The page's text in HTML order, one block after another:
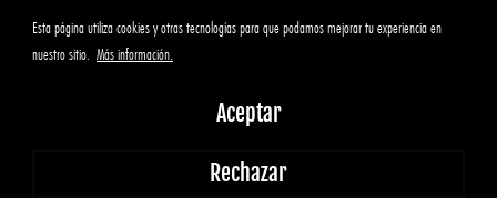
Esta página utiliza cookies y otras tecnologías para que podamos mejorar tu experiencia en
nuestro sitio. Más información.
Rechazar
Aceptar
info@hermesgourmet.com
WhatsApp
Hermes Gourmet|